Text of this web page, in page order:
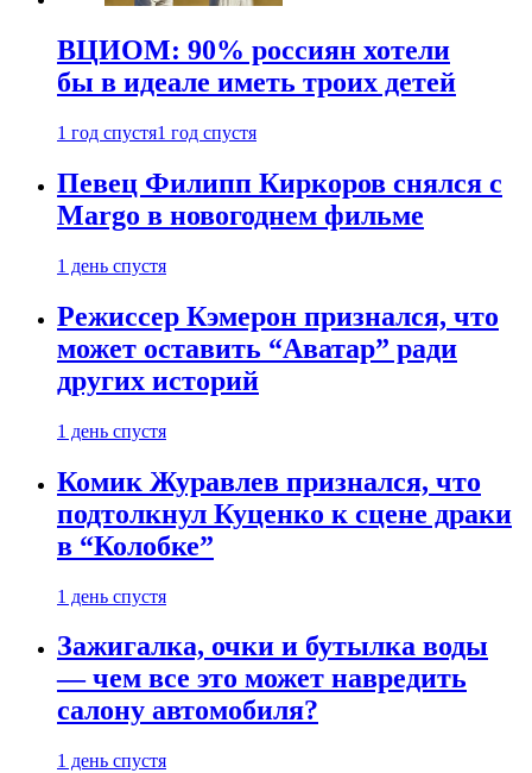
ВЦИОМ: 90% россиян хотели
бы в идеале иметь троих детей
1 год спустя1 год спустя
Певец Филипп Киркоров снялся с
Margo в новогоднем фильме
1 день спустя
Режиссер Кэмерон признался, что
может оставить “Аватар” ради
других историй
1 день спустя
Комик Журавлев признался, что
подтолкнул Куценко к сцене драки
в “Колобке”
1 день спустя
Зажигалка, очки и бутылка воды
— чем все это может навредить
салону автомобиля?
1 день спустя